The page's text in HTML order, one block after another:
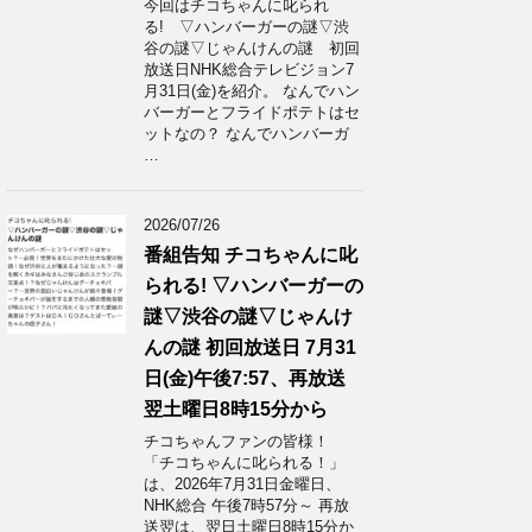
今回はチコちゃんに叱られ
る! ▽ハンバーガーの謎▽渋
谷の謎▽じゃんけんの謎 初回
放送日NHK総合テレビジョン7
月31日(金)を紹介。 なんでハン
バーガーとフライドポテトはセ
ットなの？ なんでハンバーガ
…
2026/07/26
番組告知 チコちゃんに叱
られる! ▽ハンバーガーの
謎▽渋谷の謎▽じゃんけ
んの謎 初回放送日 7月31
日(金)午後7:57、再放送
翌土曜日8時15分から
チコちゃんファンの皆様！
「チコちゃんに叱られる！」​
は、2026年7月31日金曜日、
NHK総合 午後7時57分～ 再放
送翌は、翌日土曜日8時15分か